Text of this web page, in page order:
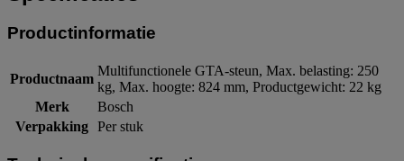
Productinformatie
Productnaam
Multifunctionele GTA-steun, Max. belasting: 250
kg, Max. hoogte: 824 mm, Productgewicht: 22 kg
Merk
Bosch
Verpakking Per stuk